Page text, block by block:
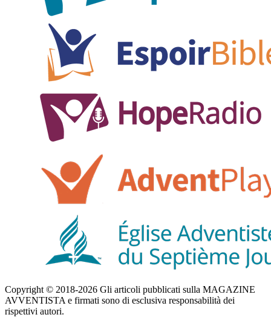
Copyright © 2018-2026 Gli articoli pubblicati sulla MAGAZINE
AVVENTISTA e firmati sono di esclusiva responsabilità dei
rispettivi autori.